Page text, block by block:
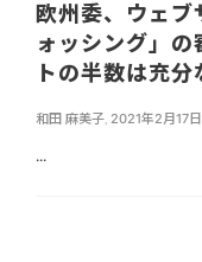
欧州委、ウェブ
ォッシング」
トの半数は充
和田 麻美子 2021年2月17日
...